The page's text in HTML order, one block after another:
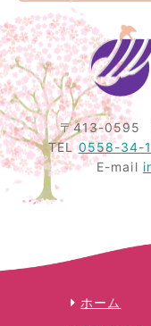
〒413-0595
TEL0558-34-
E-mail
ホーム